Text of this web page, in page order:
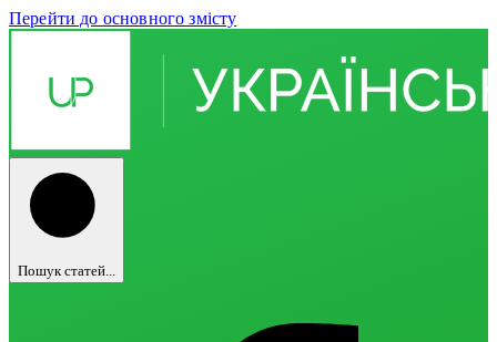
Перейти до основного змісту
Пошук статей...